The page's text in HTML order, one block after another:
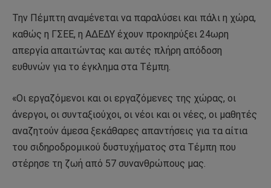
Την Πέμπτη αναμένεται να παραλύσει και πάλι η χώρα,
καθώς η ΓΣΕΕ, η ΑΔΕΔΥ έχουν προκηρύξει 24ωρη
απεργία απαιτώντας και αυτές πλήρη απόδοση
ευθυνών για το έγκλημα στα Τέμπη.
«Οι εργαζόμενοι και οι εργαζόμενες της χώρας, οι
άνεργοι, οι συνταξιούχοι, οι νέοι και οι νέες, οι μαθητές
αναζητούν άμεσα ξεκάθαρες απαντήσεις για τα αίτια
του σιδηροδρομικού δυστυχήματος στα Τέμπη που
στέρησε τη ζωή από 57 συνανθρώπους μας.